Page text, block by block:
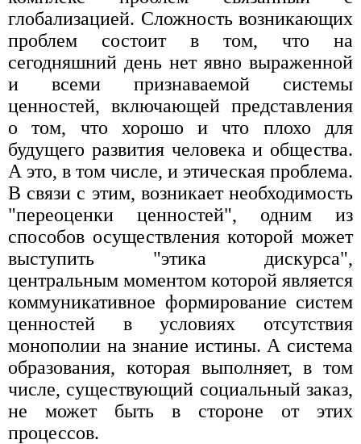
глобализацией. Сложность возникающих
проблем состоит в том, что на
сегодняшний день нет явно выраженной
и всеми признаваемой системы
ценностей, включающей представления
о том, что хорошо и что плохо для
будущего развития человека и общества.
А это, в том числе, и этическая проблема.
В связи с этим, возникает необходимость
"переоценки ценностей", одним из
способов осуществления которой может
выступить "этика дискурса",
центральным моментом которой является
коммуникативное формирование систем
ценностей в условиях отсутствия
монополии на знание истины. А система
образования, которая выполняет, в том
числе, существующий социальный заказ,
не может быть в стороне от этих
процессов.